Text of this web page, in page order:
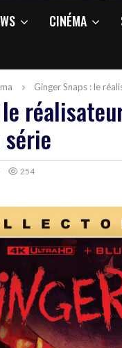
CINÉMA
Ginger Snaps : le
254